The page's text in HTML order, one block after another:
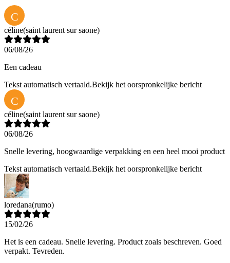
C
céline(saint laurent sur saone)
06/08/26
Een cadeau
Tekst automatisch vertaald.Bekijk het oorspronkelijke bericht
C
céline(saint laurent sur saone)
06/08/26
Snelle levering, hoogwaardige verpakking en een heel mooi product
Tekst automatisch vertaald.Bekijk het oorspronkelijke bericht
loredana(rumo)
15/02/26
Het is een cadeau. Snelle levering. Product zoals beschreven. Goed
verpakt. Tevreden.